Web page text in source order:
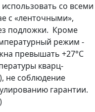
со всеми
с «ленточными»,
подложки. Кроме
режим -
превышать +27°С
кварц-
не соблюдение
гарантии.